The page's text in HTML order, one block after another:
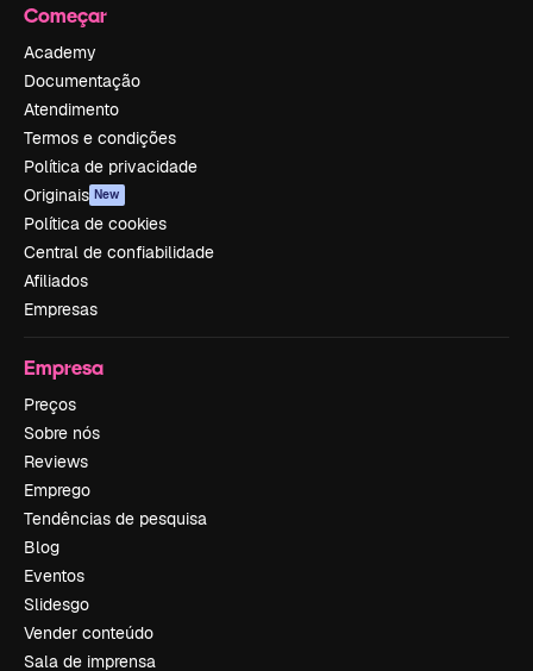
Começar
Academy
Documentação
Atendimento
Termos e condições
Política de privacidade
Originais New
Política de cookies
Central de confiabilidade
Afiliados
Empresas
Empresa
Preços
Sobre nós
Reviews
Emprego
Tendências de pesquisa
Blog
Eventos
Slidesgo
Vender conteúdo
Sala de imprensa